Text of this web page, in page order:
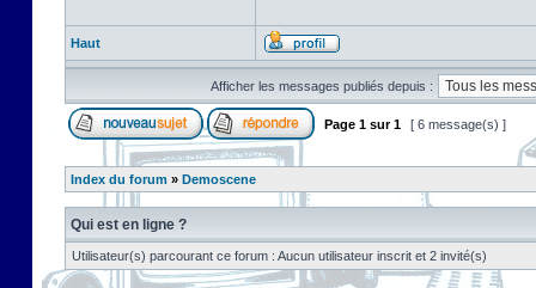
Haut
Afficher les messages publiés depuis :
Page 1 sur1 [ 6 message(s) ]
Index du forum » Demoscene
Qui est en ligne ?
Utilisateur(s) parcourant ce forum : Aucun utilisateur inscrit et 2 invité(s)